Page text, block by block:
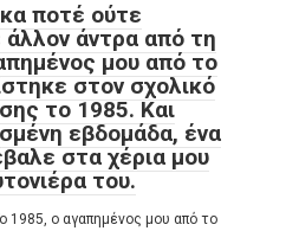
ποτέ ούτε
άντρα από τη
μου από το
στον σχολικό
το 1985. Και
εβδομάδα, ένα
στα χέρια μου
του.
1985, ο αγαπημένος μου από το